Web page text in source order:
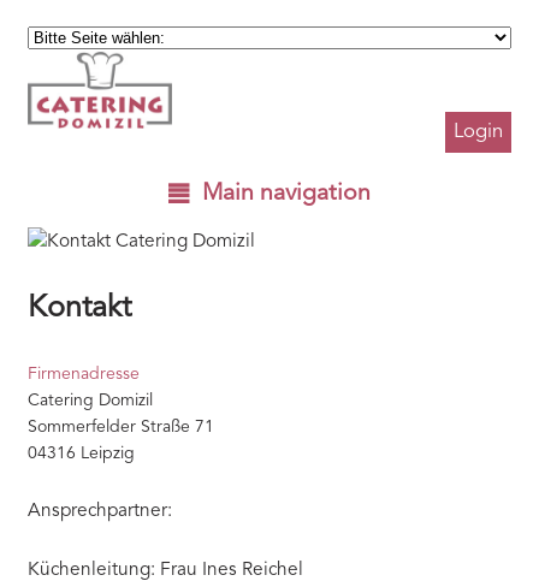
Login
Main navigation
Kontakt
Firmenadresse
Catering Domizil
Sommerfelder Straße 71
04316 Leipzig
Ansprechpartner:
Küchenleitung: Frau Ines Reichel